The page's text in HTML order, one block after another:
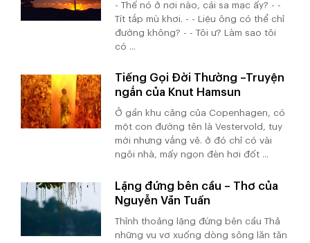
- Thế nó ở nơi nào, cái sa mạc ấy? - -
Tít tắp mù khơi. - - Liệu ông có thể chỉ
đường không? - - Tôi ư? Làm sao tôi
có ...
Tiếng Gọi Đời Thường –Truyện
ngắn của Knut Hamsun
Ở gần khu cảng của Copenhagen, có
một con đường tên là Vestervold, tuy
mới nhưng vắng vẻ. ở đó chỉ có vài
ngôi nhà, mấy ngọn đèn hơi đốt ...
Lặng đứng bên cầu – Thơ của
Nguyễn Văn Tuấn
Thỉnh thoảng lặng đứng bên cầu Thả
những vu vơ xuống dòng sông lăn tăn